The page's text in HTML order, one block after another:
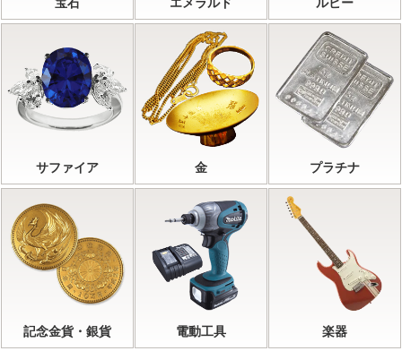
宝石 エメラルド ルビー
サファイア 金 プラチナ
記念金貨・銀貨 電動工具 楽器